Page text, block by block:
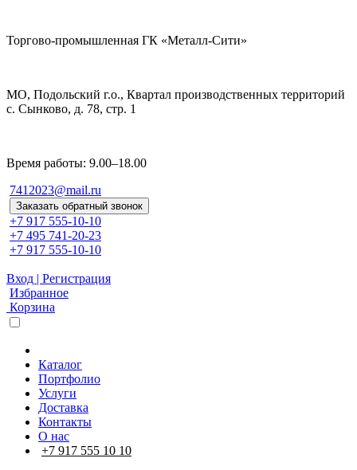
Торгово-промышленная ГК «Металл-Сити»
МО, Подольский г.о., Квартал производственных территорий
с. Сынково, д. 78, стр. 1
Время работы: 9.00–18.00
7412023@mail.ru
Заказать обратный звонок
+7 917 555-10-10
+7 495 741-20-23
+7 917 555-10-10
Вход | Регистрация
Избранное
Корзина
Каталог
Портфолио
Услуги
Доставка
Контакты
О нас
+7 917 555 10 10